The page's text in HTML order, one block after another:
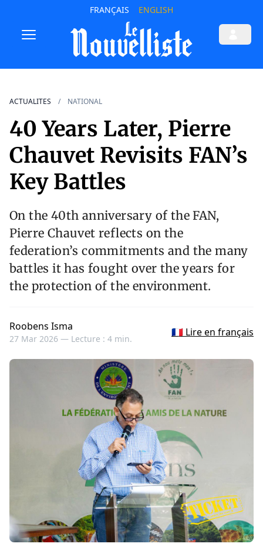
FRANÇAIS ENGLISH
ACTUALITES NATIONAL
40 Years Later, Pierre
Chauvet Revisits FAN’s
Key Battles
On the 40th anniversary of the FAN,
Pierre Chauvet reflects on the
federation’s commitments and the many
battles it has fought over the years for
the protection of the environment.
Roobens Isma
27 Mar 2026 — Lecture : 4 min.
🇫🇷 Lire en français